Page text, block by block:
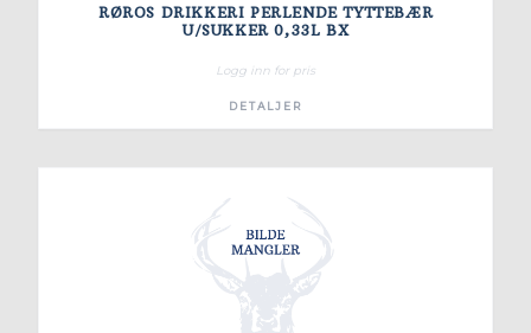
RØROS DRIKKERI PERLENDE TYTTEBÆR
U/SUKKER 0,33L BX
Logg inn for pris
DETALJER